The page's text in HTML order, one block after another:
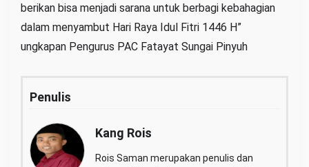
berikan bisa menjadi sarana untuk berbagi kebahagian
dalam menyambut Hari Raya Idul Fitri 1446 H”
ungkapan Pengurus PAC Fatayat Sungai Pinyuh
Penulis
Kang Rois
Rois Saman merupakan penulis dan